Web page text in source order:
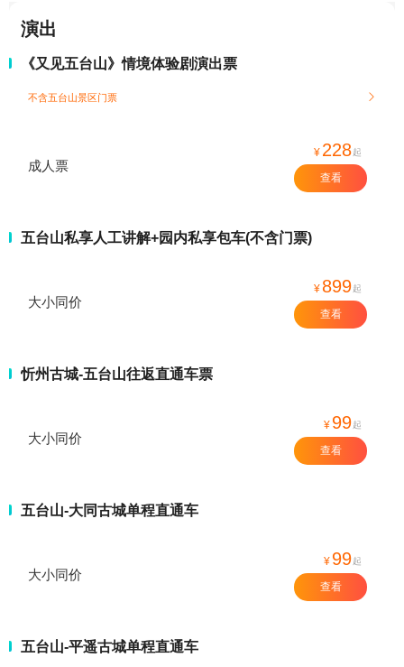
演出
《又见五台山》情境体验剧演出票
不含五台山景区门票 
成人票
¥ 228起
查看
五台山私享人工讲解+园内私享包车(不含门票)
大小同价
¥ 899起
查看
忻州古城-五台山往返直通车票
大小同价
¥ 99起
查看
五台山-大同古城单程直通车
大小同价
¥ 99起
查看
五台山-平遥古城单程直通车